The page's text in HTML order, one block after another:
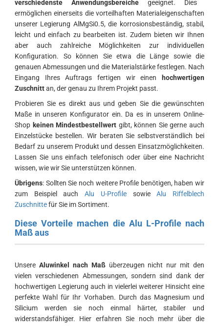
verschiedenste Anwendungsbereiche geeignet. Dies
ermöglichen einerseits die vorteilhaften Materialeigenschaften
unserer Legierung AlMgSi0.5, die korrosionsbeständig, stabil,
leicht und einfach zu bearbeiten ist. Zudem bieten wir Ihnen
aber auch zahlreiche Möglichkeiten zur individuellen
Konfiguration. So können Sie etwa die Länge sowie die
genauen Abmessungen und die Materialstärke festlegen. Nach
Eingang Ihres Auftrags fertigen wir einen
hochwertigen
Zuschnittan, der genau zu Ihrem Projekt passt.
Probieren Sie es direkt aus und geben Sie die gewünschten
Maße in unseren Konfigurator ein. Da es in unserem Online-
Shop keinen Mindestbestellwert gibt, können Sie gerne auch
Einzelstücke bestellen. Wir beraten Sie selbstverständlich bei
Bedarf zu unserem Produkt und dessen Einsatzmöglichkeiten.
Lassen Sie uns einfach telefonisch oder über eine Nachricht
wissen, wie wir Sie unterstützen können.
Übrigens: Sollten Sie noch weitere Profile benötigen, haben wir
zum Beispiel auchAlu U-ProfilesowieAlu Riffelblech
Zuschnittefür Sie im Sortiment.
Diese Vorteile machen die Alu L-Profile nach
Maß aus
Unsere Aluwinkel nach Maßüberzeugen nicht nur mit den
vielen verschiedenen Abmessungen, sondern sind dank der
hochwertigen Legierung auch in vielerlei weiterer Hinsicht eine
perfekte Wahl für Ihr Vorhaben. Durch das Magnesium und
Silicium werden sie noch einmal härter, stabiler und
widerstandsfähiger. Hier erfahren Sie noch mehr über die